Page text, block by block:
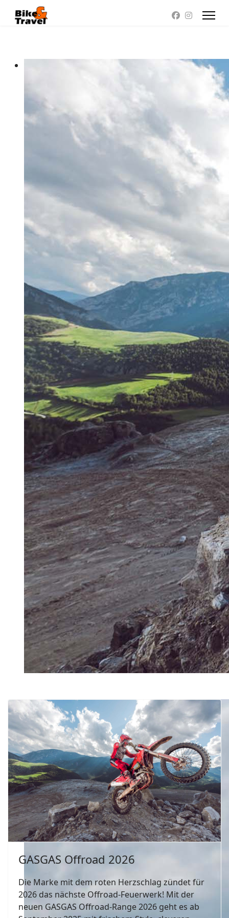
GASGAS Offroad 2026
Die Marke mit dem roten Herzschlag zündet für
2026 das nächste Offroad-Feuerwerk! Mit der
neuen GASGAS Offroad-Range 2026 geht es ab